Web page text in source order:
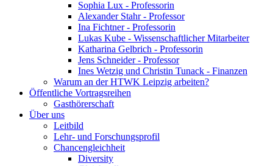
Sophia Lux - Professorin
Alexander Stahr - Professor
Ina Fichtner - Professorin
Lukas Kube - Wissenschaftlicher Mitarbeiter
Katharina Gelbrich - Professorin
Jens Schneider - Professor
Ines Wetzig und Christin Tunack - Finanzen
Warum an der HTWK Leipzig arbeiten?
Öffentliche Vortragsreihen
Gasthörerschaft
Über uns
Leitbild
Lehr- und Forschungsprofil
Chancengleichheit
Diversity